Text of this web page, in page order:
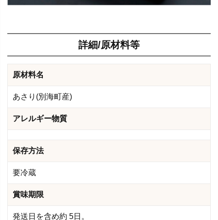
詳細/原材料等
原材料名
あさり(別海町産)
アレルギー物質
保存方法
要冷蔵
賞味期限
発送日を含め約 5日。